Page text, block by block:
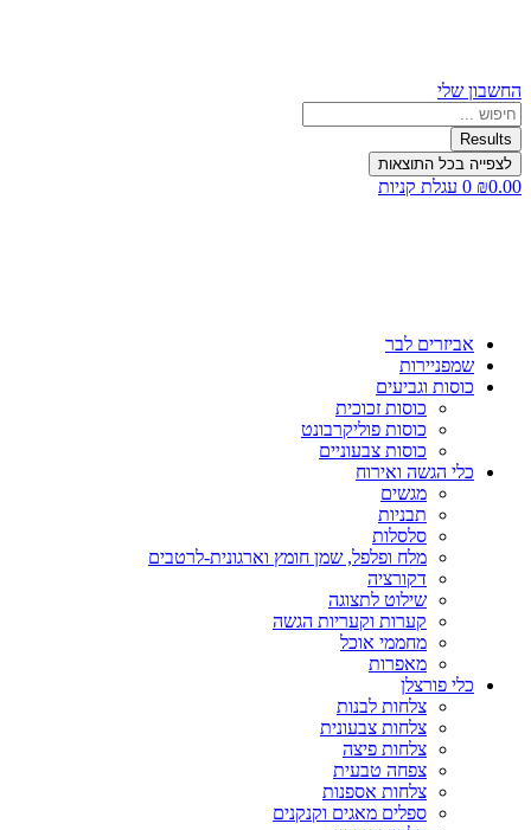
החשבון שלי
Search
...
Results
לצפייה בכל התוצאות
₪0.00
0 עגלת קניות
אביזרים לבר
שמפניירות
כוסות וגביעים
כוסות זכוכית
כוסות פוליקרבונט
כוסות צבעוניים
כלי הגשה ואירוח
מגשים
תבניות
סלסלות
מלח ופלפל, שמן חומץ וארגונית-לרטבים
דקורציה
שילוט לתצוגה
קערות וקעריות הגשה
מחממי אוכל
מאפרות
כלי פורצלן
צלחות לבנות
צלחות צבעונית
צלחות פיצה
צפחה טבעית
צלחות אספנות
ספלים מאגים וקנקנים